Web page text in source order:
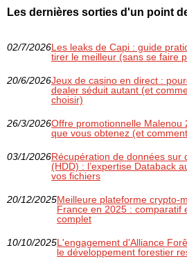
Les dernières sorties d'un point
02/7/2026Les leaks de Capi : guide
tirer le meilleur (sans se faire
20/6/2026Jeux de casino en direct :
dealer séduit autant (et
choisir)
26/3/2026Offre promotionnelle Malenou
que vous obtenez (et
03/1/2026Récupération de données sur
(HDD) : l’expertise Databack
vos fichiers
20/12/2025Meilleure plateforme crypto-
France en 2025 : comparatif
complet
10/10/2025L'engagement d'Alliance
le développement forestier